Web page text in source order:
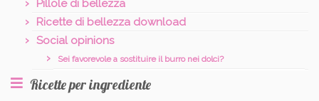
Pillole di bellezza
Ricette di bellezza download
Social opinions
Sei favorevole a sostituire il burro nei dolci?
Ricette per ingrediente